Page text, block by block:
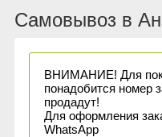
Самовывоз в
ВНИМАНИЕ! Для
понадобится номер
продадут!
Для оформления
WhatsApp